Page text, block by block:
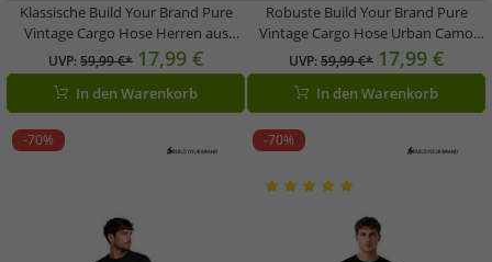
Klassische Build Your Brand Pure
Vintage Cargo Hose Herren aus
Baumwolle im Dark Camo-Look
Camouflage
UVP:59,99 €* 17,99 €
In den Warenkorb
Robuste Build Your Brand Pure
Vintage Cargo Hose Urban Camo
Freizeithose aus Baumwolle mit 8
Taschen Grau/Weiß/Anthrazit
Camouflage
UVP:59,99 €* 17,99 €
In den Warenkorb
-70% -70%